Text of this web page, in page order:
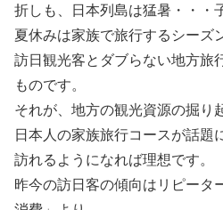
折しも、日本列島は猛暑・・・
夏休みは家族で旅行するシーズ
訪日観光客とダブらない地方旅
ものです。
それが、地方の観光資源の掘り
日本人の家族旅行コースが話題
訪れるようになれば理想です。
昨今の訪日客の傾向はリピータ